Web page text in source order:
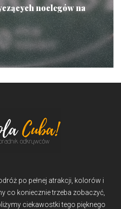
noclegów na
po pełnej atrakcji, kolorów i
co koniecznie trzeba zobaczyć,
ciekawostki tego pięknego